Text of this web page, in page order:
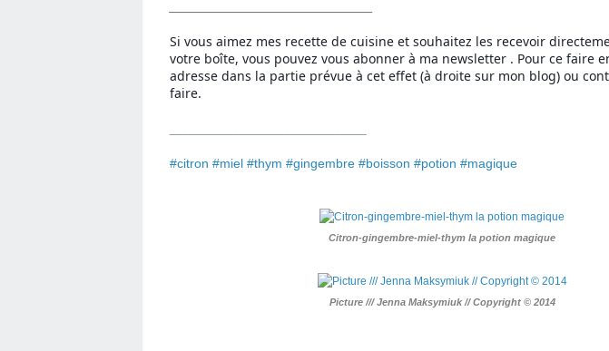
Si vous aimez mes recette de cuisine et souhaitez les recevoir
votre boîte, vous pouvez vous abonner à ma newsletter . Pour ce faire
adresse dans la partie prévue à cet effet (à droite sur mon blog) ou
faire.
#citron #miel #thym #gingembre #boisson #potion #magique
Citron-gingembre-miel-thym la potion magique
Picture /// Jenna Maksymiuk // Copyright © 2014